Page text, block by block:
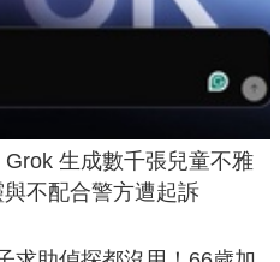
生成數千張兒童不雅
不配合警方遭起訴